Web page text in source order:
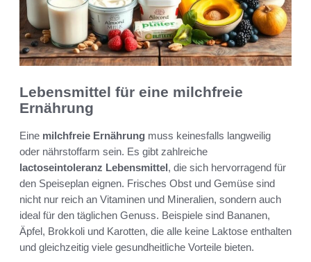
Lebensmittel für eine milchfreie
Ernährung
Eine milchfreie Ernährung muss keinesfalls langweilig
oder nährstoffarm sein. Es gibt zahlreiche
lactoseintoleranz Lebensmittel, die sich hervorragend für
den Speiseplan eignen. Frisches Obst und Gemüse sind
nicht nur reich an Vitaminen und Mineralien, sondern auch
ideal für den täglichen Genuss. Beispiele sind Bananen,
Äpfel, Brokkoli und Karotten, die alle keine Laktose enthalten
und gleichzeitig viele gesundheitliche Vorteile bieten.